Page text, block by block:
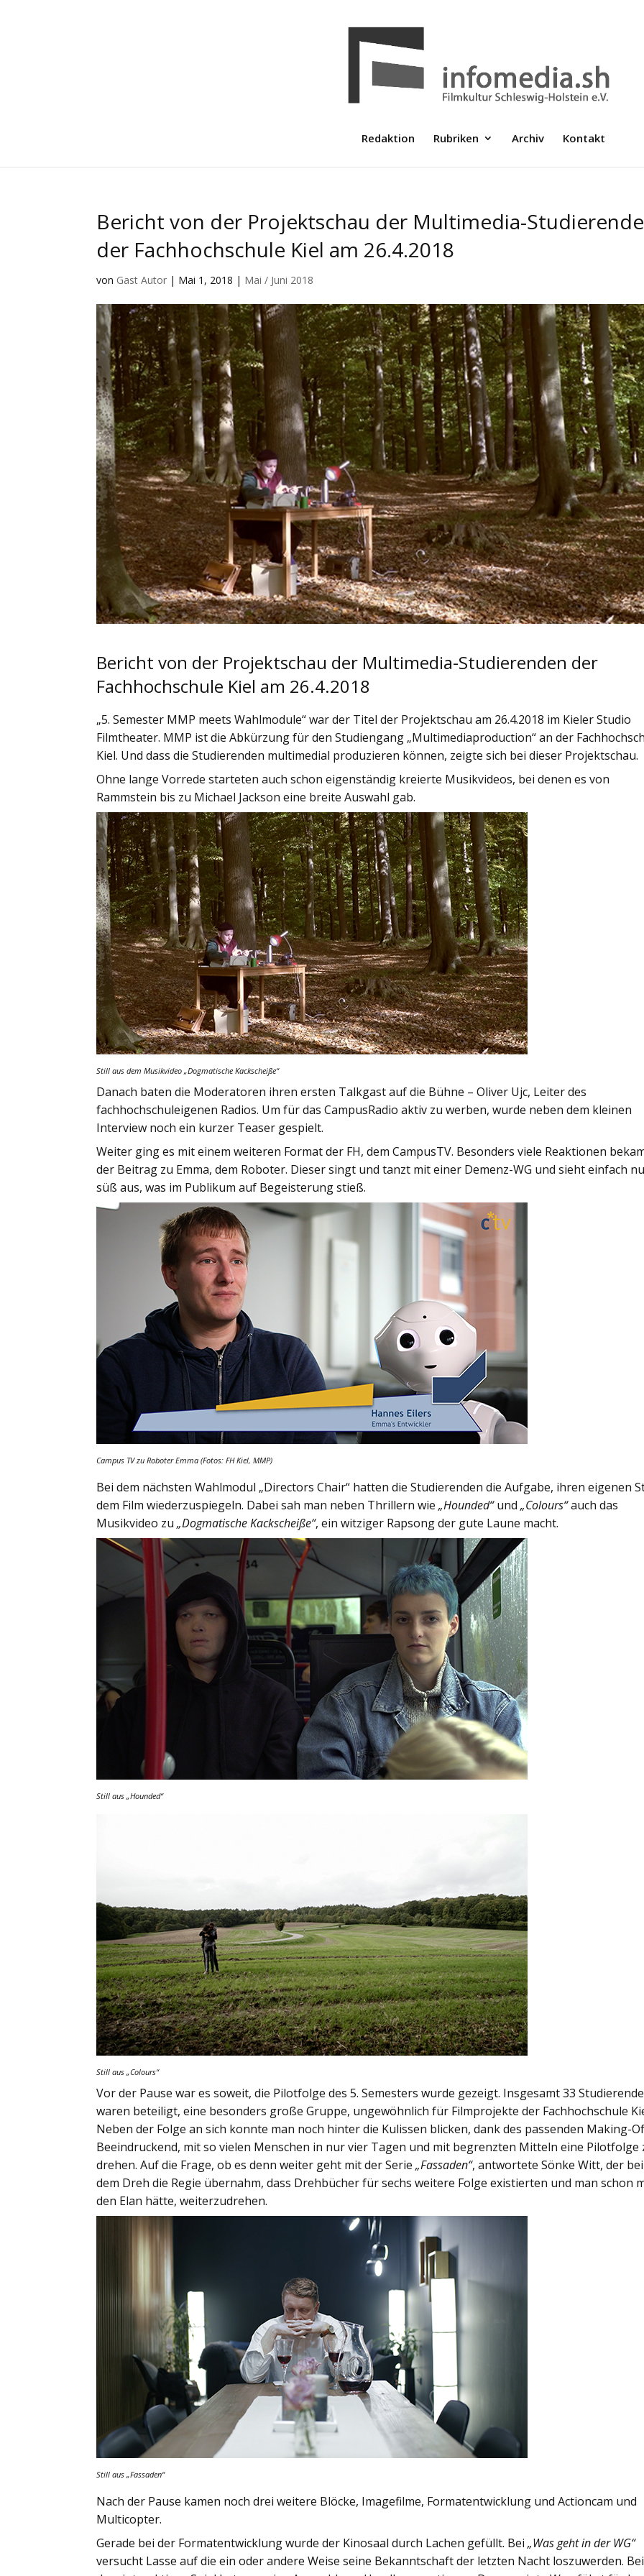
Redaktion Rubriken Archiv Kontakt
Bericht von der Projektschau der Multimedia-
der Fachhochschule Kiel am 26.4.2018
von Gast Autor | Mai 1, 2018 | Mai / Juni 2018
Bericht von der Projektschau der Multimedia-Studierenden der
Fachhochschule Kiel am 26.4.2018
„5. Semester MMP meets Wahlmodule“ war der Titel der Projektschau am 26.4.2018 im Kieler Studio
Filmtheater. MMP ist die Abkürzung für den Studiengang „Multimediaproduction“ an der
Kiel. Und dass die Studierenden multimedial produzieren können, zeigte sich bei dieser Projektschau.
Ohne lange Vorrede starteten auch schon eigenständig kreierte Musikvideos, bei denen es von
Rammstein bis zu Michael Jackson eine breite Auswahl gab.
Still aus dem Musikvideo„Dogmatische Kackscheiße“
Danach baten die Moderatoren ihren ersten Talkgast auf die Bühne – Oliver Ujc, Leiter des
fachhochschuleigenen Radios. Um für das CampusRadio aktiv zu werben, wurde neben dem kleinen
Interview noch ein kurzer Teaser gespielt.
Weiter ging es mit einem weiteren Format der FH, dem CampusTV. Besonders viele Reaktionen
der Beitrag zu Emma, dem Roboter. Dieser singt und tanzt mit einer Demenz-WG und sieht einfach
süß aus, was im Publikum auf Begeisterung stieß.
Campus TV zu Roboter Emma (Fotos: FH Kiel, MMP)
Bei dem nächsten Wahlmodul „Directors Chair“ hatten die Studierenden die Aufgabe, ihren eigenen
dem Film wiederzuspiegeln. Dabei sah man neben Thrillern wie„Hounded“und„Colours“auch das
Musikvideo zu„Dogmatische Kackscheiße“, ein witziger Rapsong der gute Laune macht.
Still aus„Hounded“
Still aus„Colours“
Vor der Pause war es soweit, die Pilotfolge des 5. Semesters wurde gezeigt. Insgesamt 33 Studierende
waren beteiligt, eine besonders große Gruppe, ungewöhnlich für Filmprojekte der Fachhochschule
Neben der Folge an sich konnte man noch hinter die Kulissen blicken, dank des passenden Making-
Beeindruckend, mit so vielen Menschen in nur vier Tagen und mit begrenzten Mitteln eine Pilotfolge
drehen. Auf die Frage, ob es denn weiter geht mit der Serie„Fassaden“, antwortete Sönke Witt, der bei
dem Dreh die Regie übernahm, dass Drehbücher für sechs weitere Folge existierten und man schon
den Elan hätte, weiterzudrehen.
Still aus„Fassaden“
Nach der Pause kamen noch drei weitere Blöcke, Imagefilme, Formatentwicklung und Actioncam und
Multicopter.
Gerade bei der Formatentwicklung wurde der Kinosaal durch Lachen gefüllt. Bei„Was geht in der WG“
versucht Lasse auf die ein oder andere Weise seine Bekanntschaft der letzten Nacht loszuwerden. Bei